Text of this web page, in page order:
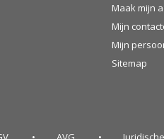
Maak mijn
Mijn
Mijn
Sitemap